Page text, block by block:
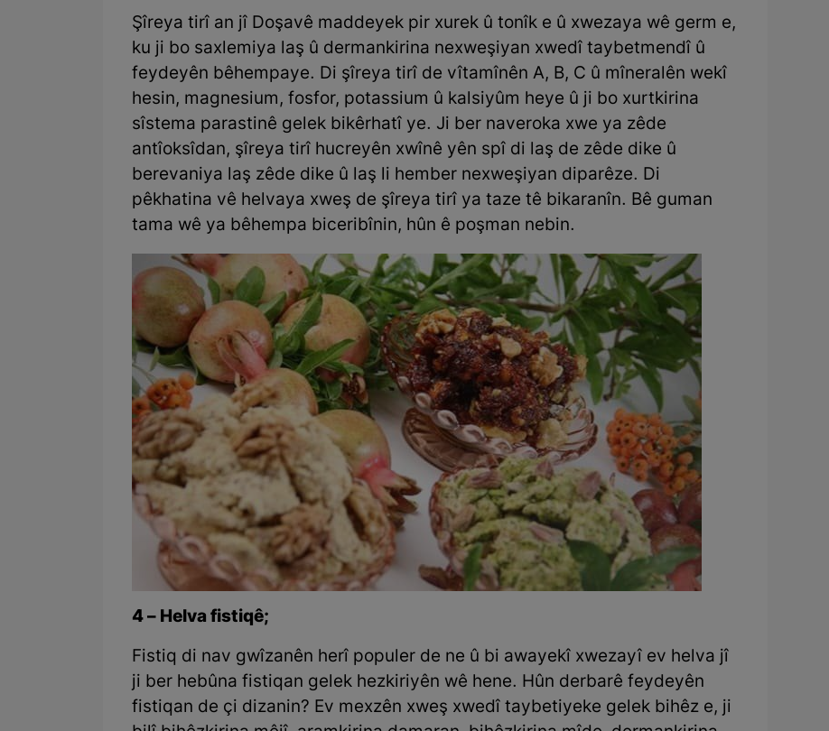
Şîreya tirî an jî Doşavê maddeyek pir xurek û tonîk e û xwezaya wê germ e,
ku ji bo saxlemiya laş û dermankirina nexweşiyan xwedî taybetmendî û
feydeyên bêhempaye. Di şîreya tirî de vîtamînên A, B, C û mîneralên wekî
hesin, magnesium, fosfor, potassium û kalsiyûm heye û ji bo xurtkirina
sîstema parastinê gelek bikêrhatî ye. Ji ber naveroka xwe ya zêde
antîoksîdan, şîreya tirî hucreyên xwînê yên spî di laş de zêde dike û
berevaniya laş zêde dike û laş li hember nexweşiyan diparêze. Di
pêkhatina vê helvaya xweş de şîreya tirî ya taze tê bikaranîn. Bê guman
tama wê ya bêhempa biceribînin, hûn ê poşman nebin.
4 – Helva fistiqê;
Fistiq di nav gwîzanên herî populer de ne û bi awayekî xwezayî ev helva jî
ji ber hebûna fistiqan gelek hezkiriyên wê hene. Hûn derbarê feydeyên
fistiqan de çi dizanin? Ev mexzên xweş xwedî taybetiyeke gelek bihêz e, ji